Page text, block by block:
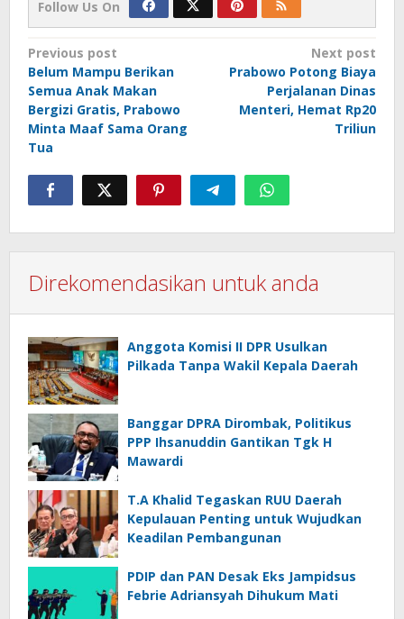
Follow Us On
Post
navigation
Previous post
Belum Mampu Berikan
Semua Anak Makan
Bergizi Gratis, Prabowo
Minta Maaf Sama Orang
Tua
Next post
Prabowo Potong Biaya
Perjalanan Dinas
Menteri, Hemat Rp20
Triliun
Direkomendasikan untuk anda
Anggota Komisi II DPR Usulkan
Pilkada Tanpa Wakil Kepala Daerah
Banggar DPRA Dirombak, Politikus
PPP Ihsanuddin Gantikan Tgk H
Mawardi
T.A Khalid Tegaskan RUU Daerah
Kepulauan Penting untuk Wujudkan
Keadilan Pembangunan
PDIP dan PAN Desak Eks Jampidsus
Febrie Adriansyah Dihukum Mati